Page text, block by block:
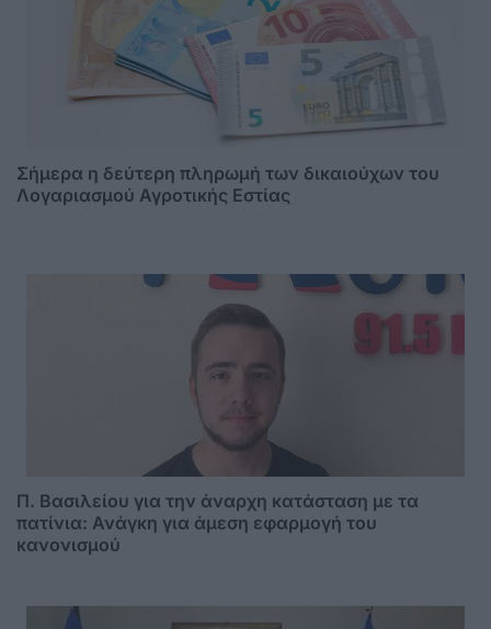
Σήμερα η δεύτερη πληρωμή των δικαιούχων του
Λογαριασμού Αγροτικής Εστίας
Π. Βασιλείου για την άναρχη κατάσταση με τα
πατίνια: Ανάγκη για άμεση εφαρμογή του
κανονισμού